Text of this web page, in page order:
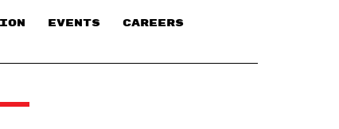
EVENTS CAREERS